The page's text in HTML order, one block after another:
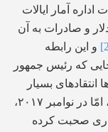
آمار ایالات
از چین 461.1 میلیارد دلار و صادرات به آن
و این رابطه
که رئیس جمهور
انتقادهای بسیار
تندی به سیاست‌های اقتصادی چین کرده بود، امّا در نوامبر ۲۰۱۷،
صحبت کرده